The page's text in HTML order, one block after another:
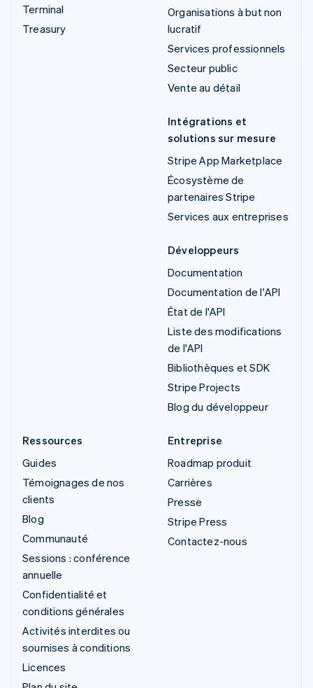
Terminal
Treasury
Organisations à but non
lucratif
Services professionnels
Secteur public
Vente au détail
Intégrations et
solutions sur mesure
Stripe App Marketplace
Écosystème de
partenaires Stripe
Services aux entreprises
Développeurs
Documentation
Documentation de l'API
État de l'API
Liste des modifications
de l'API
Bibliothèques et SDK
Stripe Projects
Blog du développeur
Ressources
Guides
Témoignages de nos
clients
Blog
Communauté
Sessions : conférence
annuelle
Confidentialité et
conditions générales
Activités interdites ou
soumises à conditions
Licences
Entreprise
Roadmap produit
Carrières
Presse
Stripe Press
Contactez-nous